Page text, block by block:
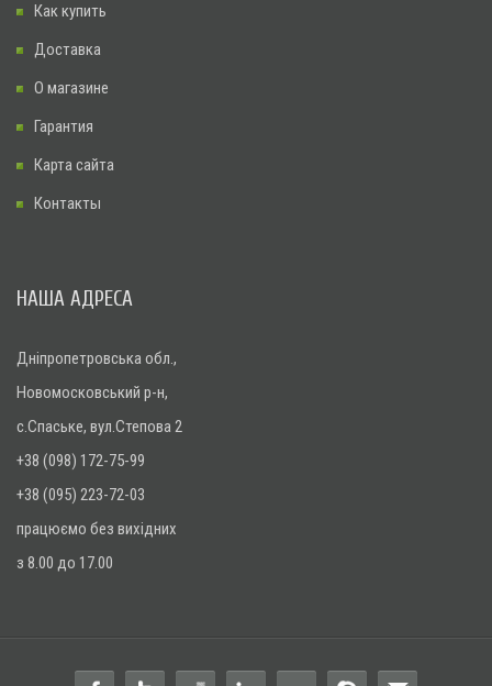
Как купить
Доставка
О магазине
Гарантия
Карта сайта
Контакты
НАША АДРЕСА
Дніпропетровська обл.,
Новомосковський р-н,
с.Спаське, вул.Степова 2
+38 (098) 172-75-99
+38 (095) 223-72-03
працюємо без вихідних
з 8.00 до 17.00